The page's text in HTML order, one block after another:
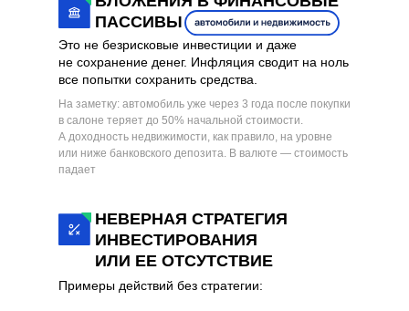
ПАССИВЫ
Это не безрисковые инвестиции и даже
не сохранение денег. Инфляция сводит на ноль
все попытки сохранить средства.
На заметку: автомобиль уже через 3 года после покупки
в салоне теряет до 50% начальной стоимости.
А доходность недвижимости, как правило, на уровне
или ниже банковского депозита. В валюте — стоимость
падает
НЕВЕРНАЯ СТРАТЕГИЯ
ИНВЕСТИРОВАНИЯ
ИЛИ ЕЕ ОТСУТСТВИЕ
Примеры действий без стратегии: